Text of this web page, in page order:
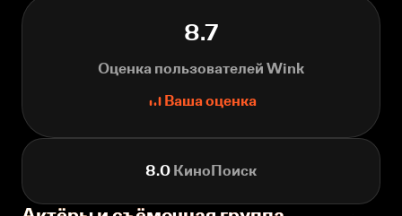
8.7
Оценка пользователей Wink
Ваша оценка
8.0 КиноПоиск